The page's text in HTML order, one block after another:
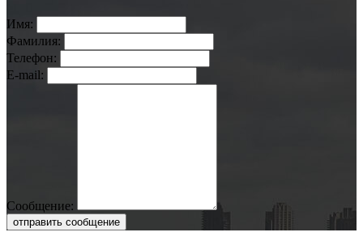
Имя:
Фамилия:
Телефон:
E-mail:
Сообщение:
отправить сообщение